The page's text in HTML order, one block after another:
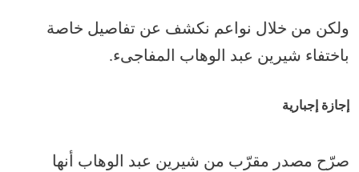
ولكن من خلال نواعم نكشف عن تفاصيل خاصة
باختفاء شيرين عبد الوهاب المفاجىء.
إجازة إجبارية
صرّح مصدر مقرّب من شيرين عبد الوهاب أنها